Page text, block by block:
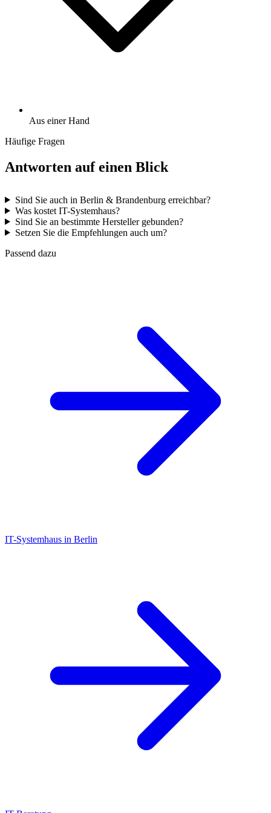
Aus einer Hand
Häufige Fragen
Antworten auf einen Blick
Sind Sie auch in Berlin & Brandenburg erreichbar?
Was kostet IT-Systemhaus?
Sind Sie an bestimmte Hersteller gebunden?
Setzen Sie die Empfehlungen auch um?
Passend dazu
IT-Systemhaus in Berlin